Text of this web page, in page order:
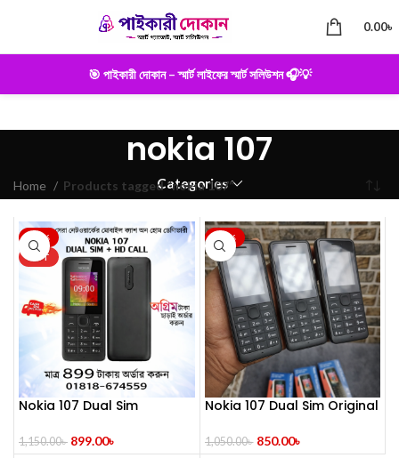
0.00৳
🎯 পাইকারী দোকান – স্মার্ট লাইফের স্মার্ট সলিউশন 🎧💡
nokia 107
Categories
Home Products tagged “nokia 107”
-22%
HOT
Nokia 107 Dual Sim
1,150.00৳ 899.00৳
-19%
Nokia 107 Dual Sim Original
1,050.00৳ 850.00৳